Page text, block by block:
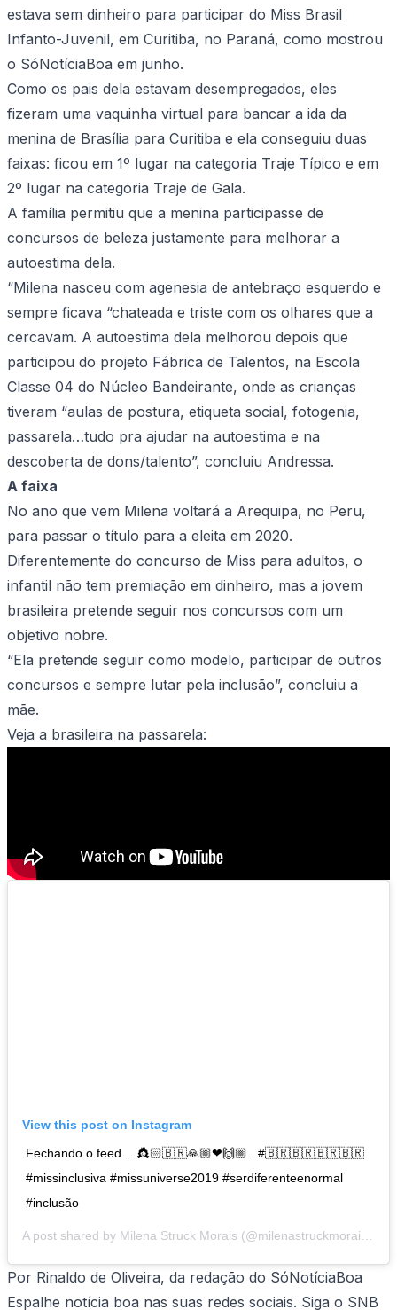
estava sem dinheiro para participar do Miss Brasil
Infanto-Juvenil, em Curitiba, no Paraná, como mostrou
o SóNotíciaBoa em junho.
Como os pais dela estavam desempregados, eles
fizeram uma vaquinha virtual para bancar a ida da
menina de Brasília para Curitiba e ela conseguiu duas
faixas: ficou em 1º lugar na categoria Traje Típico e em
2º lugar na categoria Traje de Gala.
A família permitiu que a menina participasse de
concursos de beleza justamente para melhorar a
autoestima dela.
“Milena nasceu com agenesia de antebraço esquerdo e
sempre ficava “chateada e triste com os olhares que a
cercavam. A autoestima dela melhorou depois que
participou do projeto Fábrica de Talentos, na Escola
Classe 04 do Núcleo Bandeirante, onde as crianças
tiveram “aulas de postura, etiqueta social, fotogenia,
passarela…tudo pra ajudar na autoestima e na
descoberta de dons/talento”, concluiu Andressa.
A faixa
No ano que vem Milena voltará a Arequipa, no Peru,
para passar o título para a eleita em 2020.
Diferentemente do concurso de Miss para adultos, o
infantil não tem premiação em dinheiro, mas a jovem
brasileira pretende seguir nos concursos com um
objetivo nobre.
“Ela pretende seguir como modelo, participar de outros
concursos e sempre lutar pela inclusão”, concluiu a
mãe.
Veja a brasileira na passarela:
View this post on Instagram
Fechando o feed… 👸🏻🇧🇷🙏🏼❤🙌🏼 . #🇧🇷🇧🇷🇧🇷🇧🇷
#missinclusiva #missuniverse2019 #serdiferenteenormal
#inclusão
A post shared by Milena Struck Morais (@milenastruckmorais) on
Por Rinaldo de Oliveira, da redação do SóNotíciaBoa
Espalhe notícia boa nas suas redes sociais. Siga o SNB